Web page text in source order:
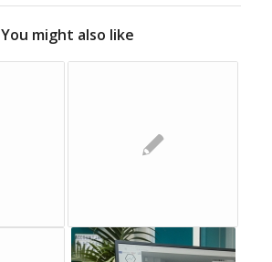
You might also like